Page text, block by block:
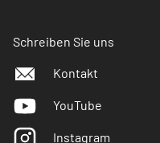
Schreiben Sie uns
Kontakt
YouTube
Instagram